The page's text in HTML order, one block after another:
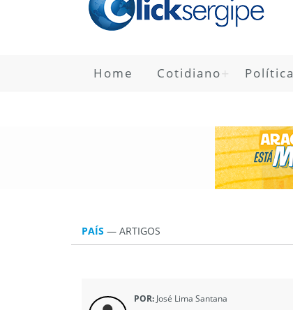
Home Cotidiano Política
PAÍS — ARTIGOS
POR: José Lima Santana